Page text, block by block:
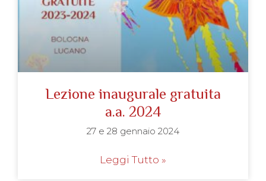
Lezione inaugurale gratuita
a.a. 2024
27 e 28 gennaio 2024
Leggi Tutto »